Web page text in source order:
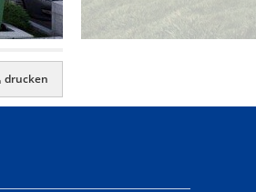
drucken